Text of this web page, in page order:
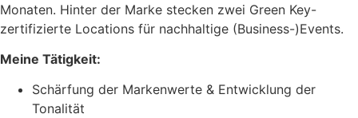
Monaten. Hinter der Marke stecken zwei Green Key-
zertifizierte Locations für nachhaltige (Business-)Events.
Meine Tätigkeit:
Schärfung der Markenwerte & Entwicklung der
Tonalität